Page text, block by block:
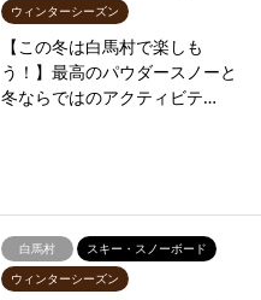
ウィンターシーズン
【この冬は白馬村で楽しも
う！】最高のパウダースノーと
冬ならではのアクティビテ…
白馬村
スキー・スノーボード
ウィンターシーズン